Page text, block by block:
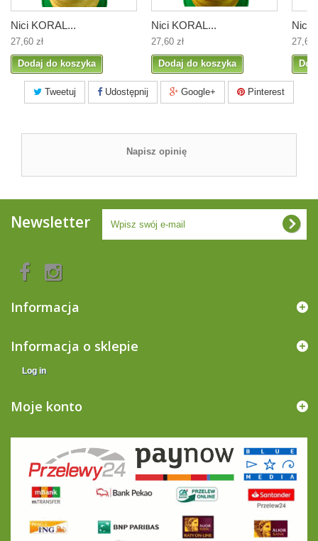
Nici KORAL...
27,60 zł
Dodaj do koszyka
Nici KORAL...
27,60 zł
Dodaj do koszyka
Nici
27,60
Tweetuj Udostępnij Google+ Pinterest
Napisz opinię
Newsletter
Informacja
Informacja o sklepie
Log in
Moje konto